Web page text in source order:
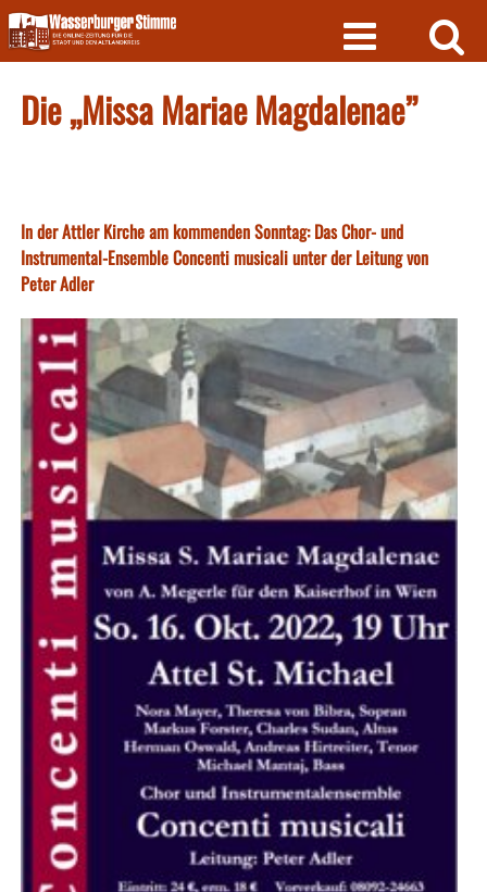
Skip
to
content
Die „Missa Mariae Magdalenae”
In der Attler Kirche am kommenden Sonntag: Das Chor- und
Instrumental-Ensemble Concenti musicali unter der Leitung von
Peter Adler